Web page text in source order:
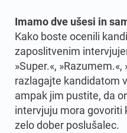
Imamo dve ušesi in
Kako boste ocenili
zaposlitvenim
»Super.«,
razlagajte kandidatom
ampak jim pustite, da
intervjuju mora govoriti
zelo dober poslušalec.